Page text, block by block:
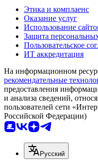
Этика и комплаенс
Оказание услуг
Использование
Защита
Пользовательское
ИТ аккредитация
На информационном
рекомендательные
предоставления
и анализа сведений,
пользователей сети
Российской Федерации)
Русский